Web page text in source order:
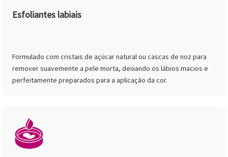
Esfoliantes labiais
Formulado com cristais de açúcar natural ou cascas de noz para
remover suavemente a pele morta, deixando os lábios macios e
perfeitamente preparados para a aplicação da cor.